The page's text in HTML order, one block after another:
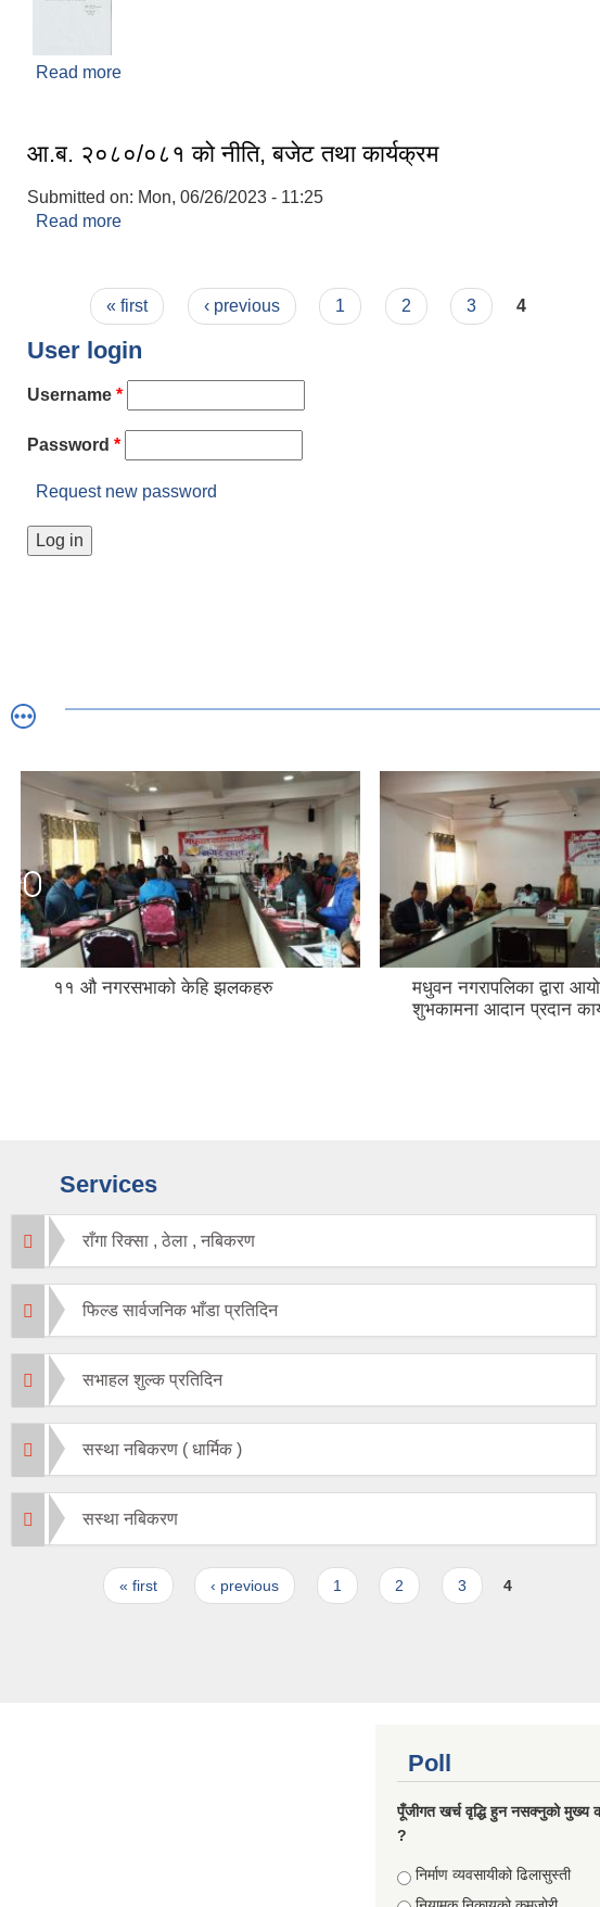
Read more
आ.ब. २०८०/०८१ को नीति, बजेट तथा कार्यक्रम
Submitted on: Mon, 06/26/2023 - 11:25
Read more
Pages« first ‹ previous 1 2 3 4
User login
Username *
Password *
Request new password
११ औ नगरसभाको केहि झलकहरु
मधुवन नगरापलिका द्वारा
शुभकामना आदान प्रदान
Services
राँगा रिक्सा , ठेला , नबिकरण
फिल्ड सार्वजनिक भाँडा प्रतिदिन
सभाहल शुल्क प्रतिदिन
सस्था नबिकरण ( धार्मिक )
सस्था नबिकरण
« first ‹ previous 1 2 3 4
Poll
पूँजीगत खर्च वृद्धि हुन नसक्नुको मुख्य
?
Choices
निर्माण व्यवसायीको ढिलासुस्ती